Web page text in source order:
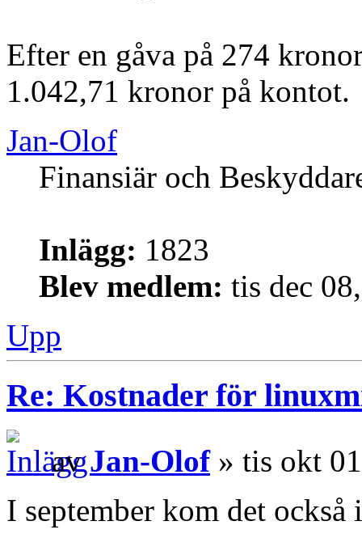
Efter en gåva på 274
1.042,71 kronor på kontot.
Jan-Olof
Finansiär och
Inlägg: 1823
Blev medlem: tis dec
Upp
Re: Kostnader för
avJan-Olof» tis okt
I september kom det